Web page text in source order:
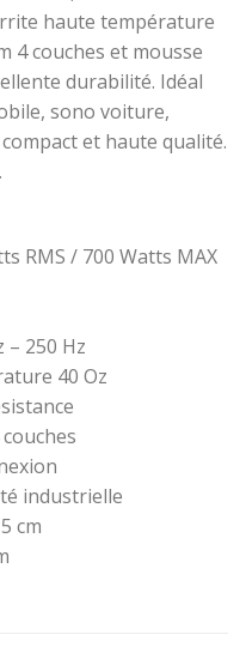
haute température
4 couches et mousse
durabilité. Idéal
sono voiture,
et haute qualité.
RMS / 700 Watts MAX
– 250 Hz
40 Oz
industrielle
cm